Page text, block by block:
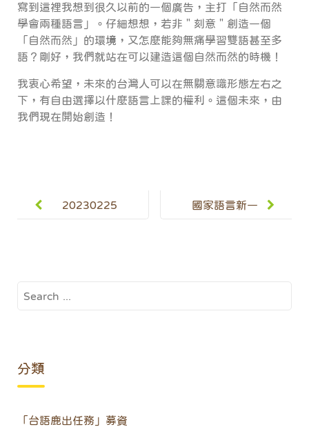
寫到這裡我想到很久以前的一個廣告，主打「自然而然
學會兩種語言」。仔細想想，若非＂刻意＂創造一個
「自然而然」的環境，又怎麼能夠無痛學習雙語甚至多
語？剛好，我們就站在可以建造這個自然而然的時機！
我衷心希望，未來的台灣人可以在無關意識形態左右之
下，有自由選擇以什麼語言上課的權利。這個未來，由
我們現在開始創造！
navigation20230225
國家語言新一
分類
「台語鹿出任務」募資